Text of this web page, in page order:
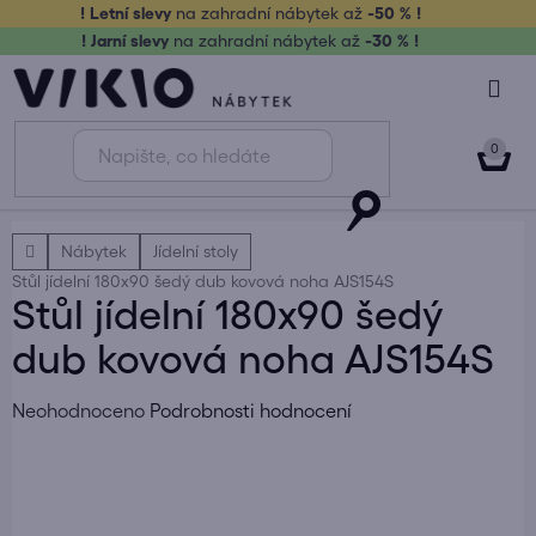
obsah
! Letní slevy na zahradní nábytek až-50 % !
! Jarní slevy na zahradní nábytek až -30 % !
DomůNábytek
Jídelní stoly
Stůl jídelní 180x90 šedý dub kovová noha AJS154S
Stůl jídelní 180x90 šedý
dub kovová noha AJS154S
Průměrné
Neohodnoceno Podrobnosti hodnocení